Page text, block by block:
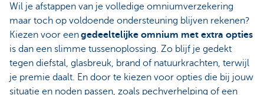
Wil je afstappen van je volledige omniumverzekering
maar toch op voldoende ondersteuning blijven rekenen?
Kiezen voor eengedeeltelijke omnium met extra opties
is dan een slimme tussenoplossing. Zo blijf je gedekt
tegen diefstal, glasbreuk, brand of natuurkrachten, terwijl
je premie daalt. En door te kiezen voor opties die bij jouw
situatie en noden passen, zoals pechverhelping of een